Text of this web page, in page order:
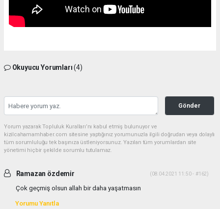
Okuyucu Yorumları(4)
Gönder
Yorum yazarak Topluluk Kuralları’nı kabul etmiş bulunuyor ve
kizilcahamamhaber.com sitesine yaptığınız yorumunuzla ilgili doğrudan veya dolaylı
tüm sorumluluğu tek başınıza üstleniyorsunuz. Yazılan tüm yorumlardan site
yönetimi hiçbir şekilde sorumlu tutulamaz.
Ramazan özdemir (08.04.2021 11:50 - #162)
Çok geçmiş olsun allah bir daha yaşatmasın
Yorumu Yanıtla